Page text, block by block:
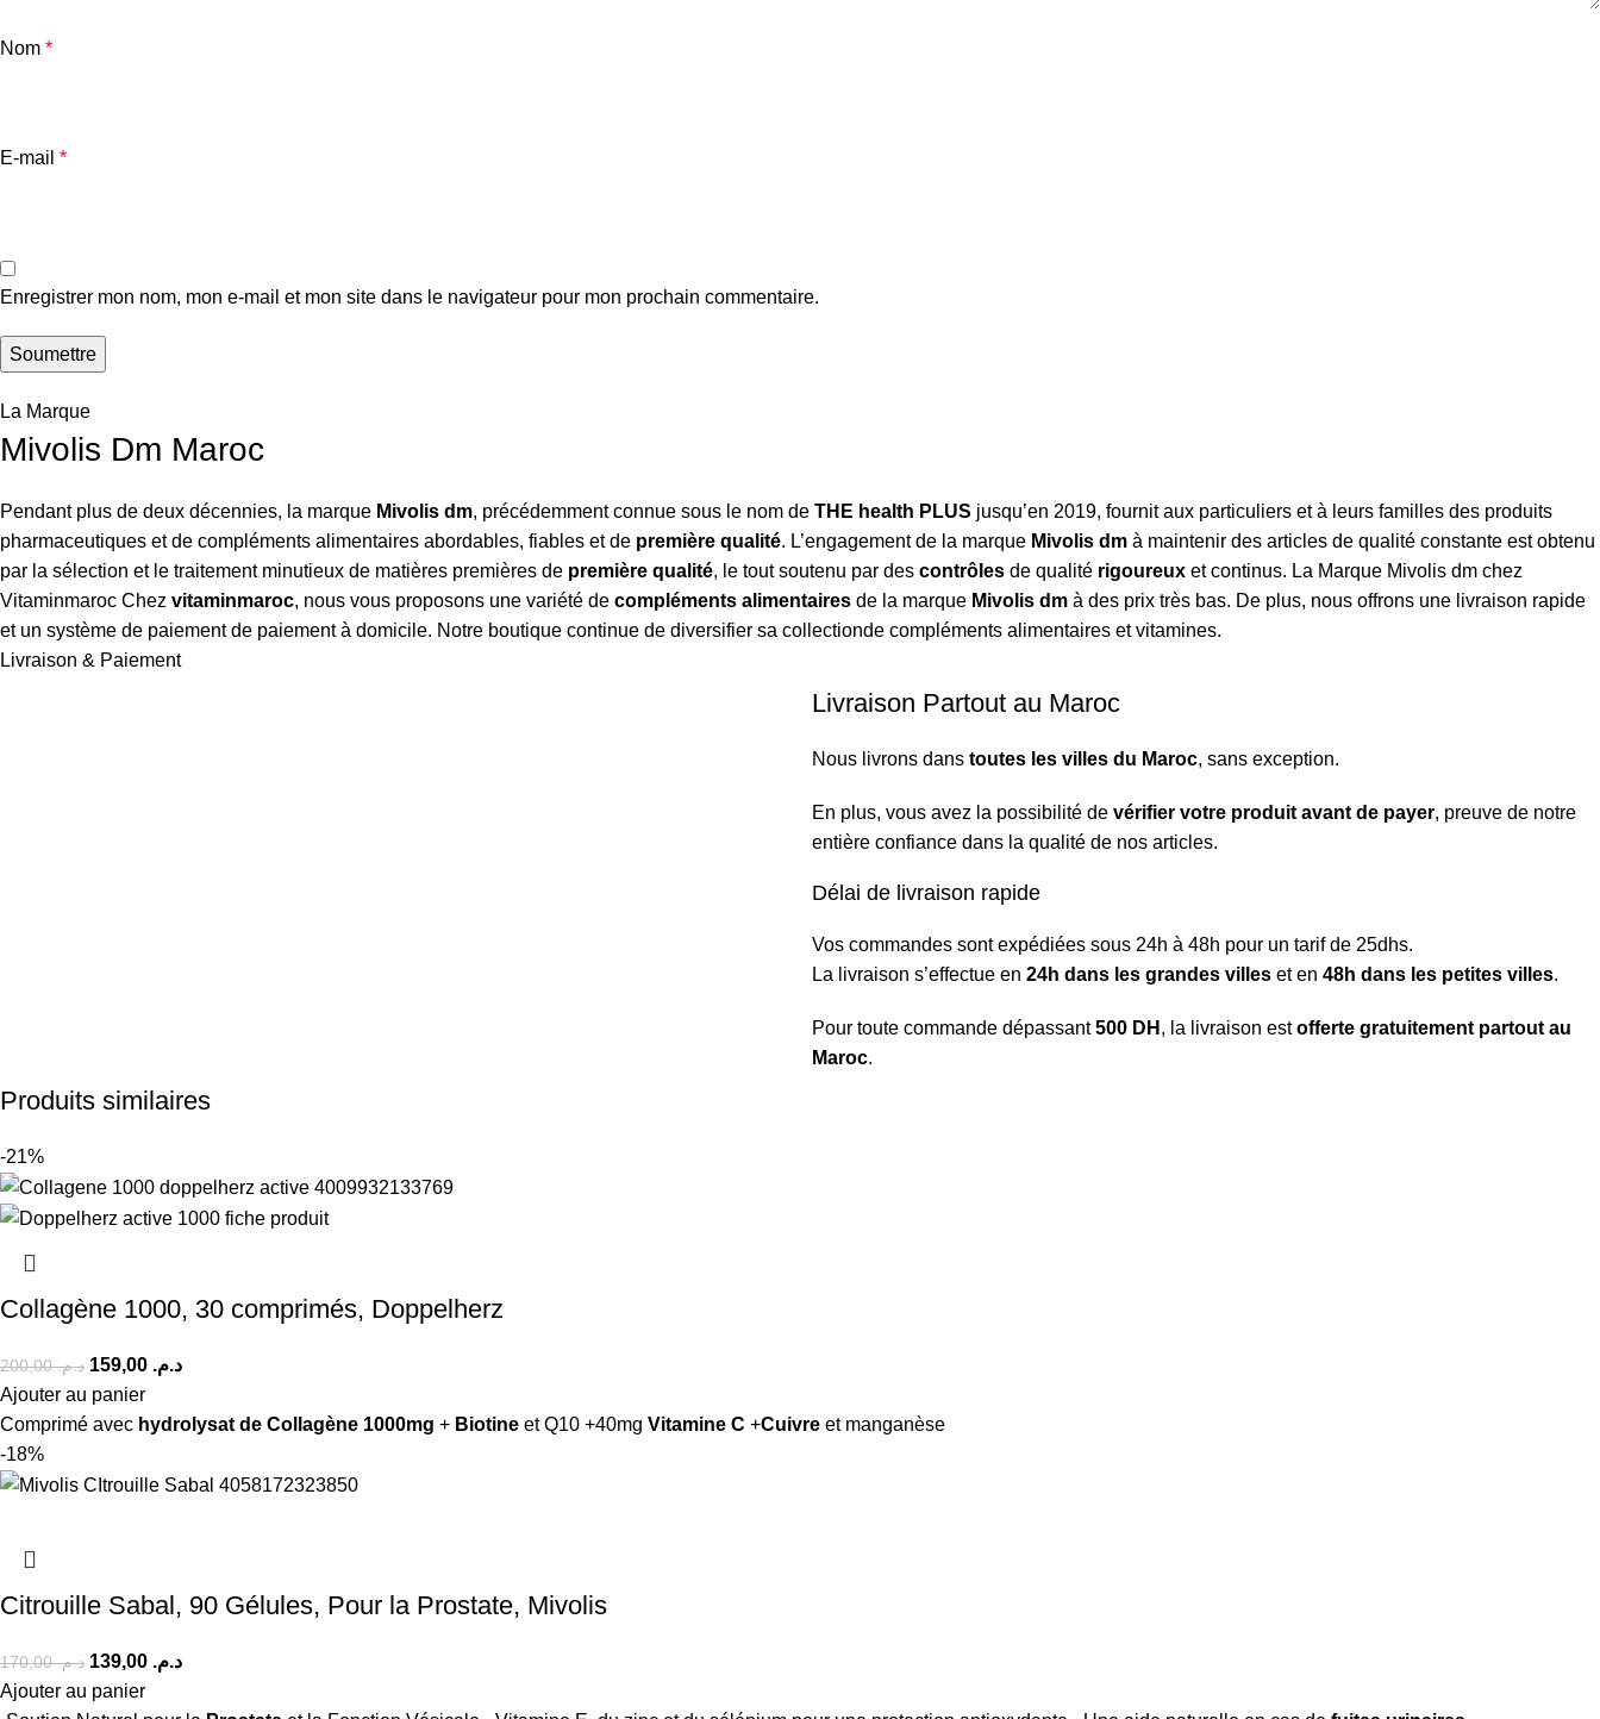
Nom *
E-mail *
Enregistrer mon nom, mon e-mail et mon site dans le navigateur pour mon prochain commentaire.
La Marque
Mivolis Dm Maroc
Pendant plus de deux décennies, la marque Mivolis dm, précédemment connue sous le nom de THE health PLUS jusqu’en 2019, fournit aux particuliers et à leurs familles des produits
pharmaceutiques et de compléments alimentaires abordables, fiables et de première qualité. L’engagement de la marque Mivolis dm à maintenir des articles de qualité constante est obtenu
par la sélection et le traitement minutieux de matières premières de première qualité, le tout soutenu par des contrôles de qualité rigoureux et continus. La Marque Mivolis dm chez
Vitaminmaroc Chez vitaminmaroc, nous vous proposons une variété de compléments alimentaires de la marque Mivolis dm à des prix très bas. De plus, nous offrons une livraison rapide
et un système de paiement de paiement à domicile. Notre boutique continue de diversifier sa collectionde compléments alimentaires et vitamines.
Livraison & Paiement
Livraison Partout au Maroc
Nous livrons dans toutes les villes du Maroc, sans exception.
En plus, vous avez la possibilité de vérifier votre produit avant de payer, preuve de notre
entière confiance dans la qualité de nos articles.
Délai de livraison rapide
Vos commandes sont expédiées sous 24h à 48h pour un tarif de 25dhs.
La livraison s’effectue en 24h dans les grandes villes et en 48h dans les petites villes.
Pour toute commande dépassant500 DH , la livraison estofferte gratuitement partout au
Maroc.
Produits similaires
-21%
Collagène 1000, 30 comprimés, Doppelherz
د.م.200,00 د.م.
Ajouter au panier
Comprimé avec hydrolysat de Collagène 1000mg + Biotine et Q10 +40mg Vitamine C +Cuivre et manganèse
-18%
Citrouille Sabal, 90 Gélules, Pour la Prostate, Mivolis
د.م.170,00 د.م.
Ajouter au panier